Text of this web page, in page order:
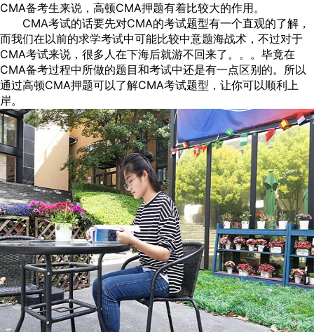
CMA备考生来说，高顿CMA押题有着比较大的作用。
CMA考试的话要先对CMA的考试题型有一个直观的了解，
而我们在以前的求学考试中可能比较中意题海战术，不过对于
CMA考试来说，很多人在下海后就游不回来了。。。毕竟在
CMA备考过程中所做的题目和考试中还是有一点区别的。所以
通过高顿CMA押题可以了解CMA考试题型，让你可以顺利上
岸。